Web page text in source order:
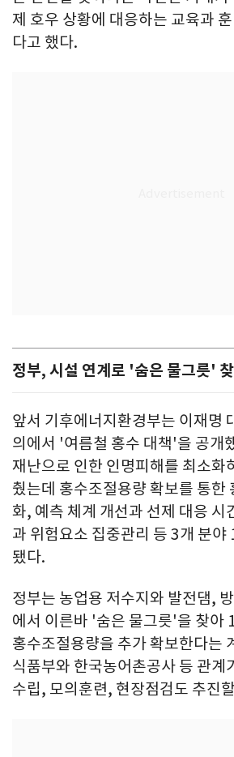
제 호우 상황에 대응하는 교육과
다고 했다.
정부, 시설 연계로 '숨은 물그릇'
앞서 기후에너지환경부는 이재명
의에서 '여름철 홍수 대책'을 공개
재난으로 인한 인명피해를 최소화
췄는데 홍수조절용량 확보를 통한
화, 예측 체계 개선과 선제 대응 시
과 위험요소 집중관리 등 3개 분야
됐다.
정부는 농업용 저수지와 발전댐,
에서 이른바 '숨은 물그릇'을 찾아
홍수조절용량을 추가 확보한다는
식품부와 한국농어촌공사 등 관계
수립, 모의훈련, 현장점검도 추진